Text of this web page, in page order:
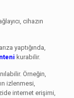
cihazın
yaptığında,
kurabilir.
Örneğin,
izlenmesi,
internet erişimi,